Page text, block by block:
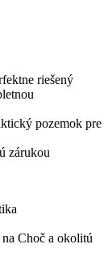
riešený
pozemok pre
zárukou
Choč a okolitú